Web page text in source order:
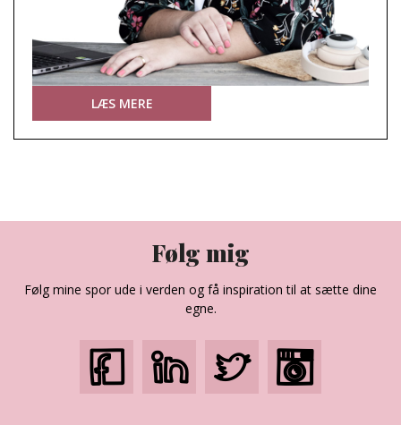
LÆS MERE
Følg mig
Følg mine spor ude i verden og få inspiration til at sætte dine
egne.